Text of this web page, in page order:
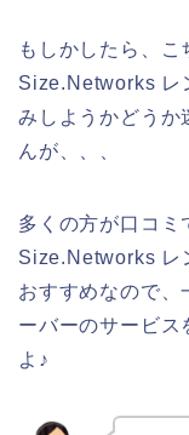
もしかしたら、
Size.Networks レ
みしようかどうか
んが、、、
多くの方が口コミ
Size.Networks レ
おすすめなので
ーバーのサービス
よ♪